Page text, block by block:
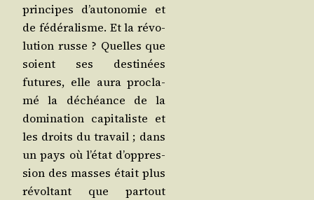
prin­cipes d’au­to­no­mie et
de fédé­ra­lisme. Et la révo­
lu­tion russe ? Quelles que
soient ses des­ti­nées
futures, elle aura pro­cla­
mé la déchéance de la
domi­na­tion capi­ta­liste et
les droits du tra­vail ; dans
un pays où l’é­tat d’op­pres­
sion des masses était plus
révol­tant que par­tout